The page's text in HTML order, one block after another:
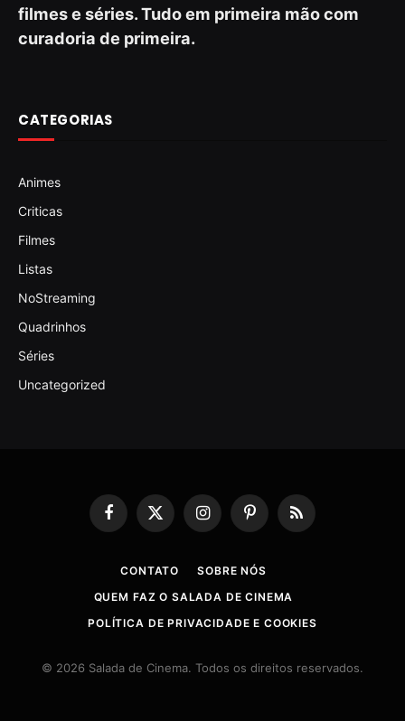
filmes e séries. Tudo em primeira mão com
curadoria de primeira.
CATEGORIAS
Animes
Criticas
Filmes
Listas
NoStreaming
Quadrinhos
Séries
Uncategorized
Facebook
X
InstagramPinterestRSS
CONTATO
SOBRE NÓS
QUEM FAZ O SALADA DE CINEMA
POLÍTICA DE PRIVACIDADE E COOKIES
© 2026 Salada de Cinema. Todos os direitos reservados.